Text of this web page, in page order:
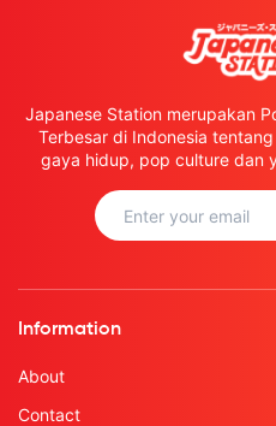
Japanese Station merupakan
Terbesar di Indonesia
gaya hidup, pop culture dan
Information
About
Contact